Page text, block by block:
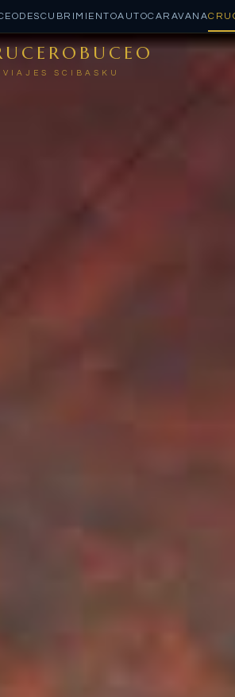
DESCUBRIMIENTOAUTOCARAVANA
VIAJES SCIBASKU